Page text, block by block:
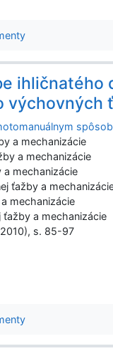
ihličnatého
výchovných
a mechanizácie
a mechanizácie
a mechanizácie
ťažby a
mechanizácie
ťažby a mechanizácie
s. 85-97